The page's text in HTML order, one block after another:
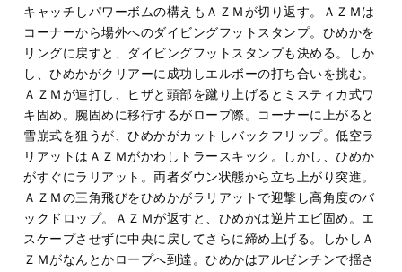
キャッチしパワーボムの構えもＡＺＭが切り返す。ＡＺＭは
コーナーから場外へのダイビングフットスタンプ。ひめかを
リングに戻すと、ダイビングフットスタンプも決める。しか
し、ひめかがクリアーに成功しエルボーの打ち合いを挑む。
ＡＺＭが連打し、ヒザと頭部を蹴り上げるとミスティカ式ワ
キ固め。腕固めに移行するがロープ際。コーナーに上がると
雪崩式を狙うが、ひめかがカットしバックフリップ。低空ラ
リアットはＡＺＭがかわしトラースキック。しかし、ひめか
がすぐにラリアット。両者ダウン状態から立ち上がり突進。
ＡＺＭの三角飛びをひめかがラリアットで迎撃し高角度のバ
ックドロップ。ＡＺＭが返すと、ひめかは逆片エビ固め。エ
スケープさせずに中央に戻してさらに締め上げる。しかしＡ
ＺＭがなんとかロープへ到達。ひめかはアルゼンチンで揺さ